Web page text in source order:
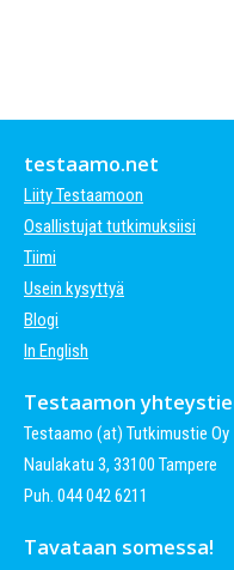
testaamo.net
Liity Testaamoon
Osallistujat tutkimuksiisi
Tiimi
Usein kysyttyä
Blogi
In English
Testaamon
Testaamo (at) Tutkimustie Oy
Naulakatu 3, 33100 Tampere
Puh. 044 042 6211
Tavataan somessa!